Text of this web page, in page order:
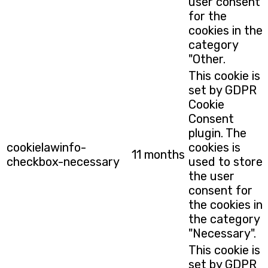
for the
cookies in the
category
"Other.
cookielawinfo-
checkbox-necessary
11 months
This cookie is
set by GDPR
Cookie
Consent
plugin. The
cookies is
used to store
the user
consent for
the cookies in
the category
"Necessary".
This cookie is
set by GDPR